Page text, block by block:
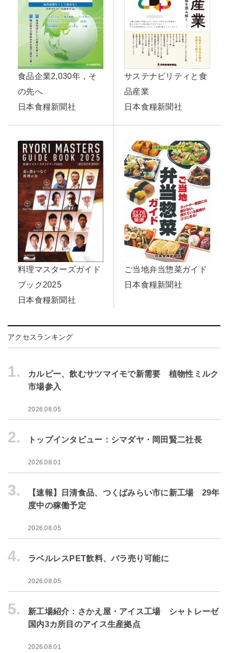
食品企業2,030年，そ
の先へ
日本食糧新聞社
サステナビリティと食
品産業
日本食糧新聞社
料理マスターズガイド
ブック2025
日本食糧新聞社
ご当地弁当惣菜ガイド
日本食糧新聞社
アクセスランキング
1.
カルビー、飲むサツマイモで新需要 植物性ミルク
市場参入
2026.08.05
2. トップインタビュー：シマダヤ・岡田賢二社長
2026.08.01
3.
【速報】日清食品、つくばみらい市に新工場 29年
度中の稼働予定
2026.08.05
4. ラベルレスPET飲料、バラ売り可能に
2026.08.05
5.
新工場紹介：さかえ屋・アイス工場 シャトレーゼ
国内3カ所目のアイス生産拠点
2026.08.01